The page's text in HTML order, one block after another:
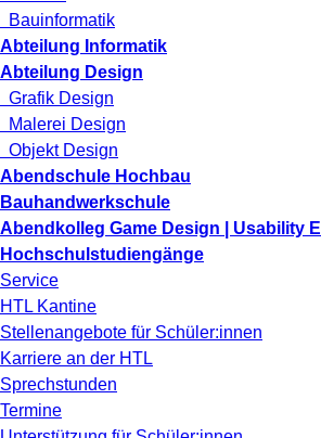
Bauinformatik
Abteilung Informatik
Abteilung Design
Grafik Design
Malerei Design
Objekt Design
Abendschule Hochbau
Bauhandwerkschule
Abendkolleg Game Design | Usability
Hochschulstudiengänge
Service
HTL Kantine
Stellenangebote für Schüler:innen
Karriere an der HTL
Sprechstunden
Termine